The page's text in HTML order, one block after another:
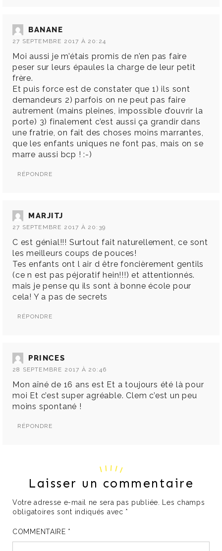
BANANE
27 SEPTEMBRE 2017 À 20:24
Moi aussi je m’étais promis de n’en pas faire
peser sur leurs épaules la charge de leur petit
frère.
Et puis force est de constater que 1) ils sont
demandeurs 2) parfois on ne peut pas faire
autrement (mains pleines, impossible d’ouvrir la
porte) 3) finalement c’est aussi ça grandir dans
une fratrie, on fait des choses moins marrantes,
que les enfants uniques ne font pas, mais on se
marre aussi bcp ! :-)
RÉPONDRE
MARJITJ
27 SEPTEMBRE 2017 À 20:39
C est génial!!! Surtout fait naturellement, ce sont
les meilleurs coups de pouces!
Tes enfants ont l air d être foncièrement gentils
(ce n est pas péjoratif hein!!!) et attentionnés.
mais je pense qu ils sont à bonne école pour
cela! Y a pas de secrets
RÉPONDRE
PRINCES
28 SEPTEMBRE 2017 À 20:46
Mon aîné de 16 ans est Et a toujours été là pour
moi Et c’est super agréable. Clem c’est un peu
moins spontané !
RÉPONDRE
Laisser un commentaire
Votre adresse e-mail ne sera pas publiée. Les champs
obligatoires sont indiqués avec *
COMMENTAIRE *